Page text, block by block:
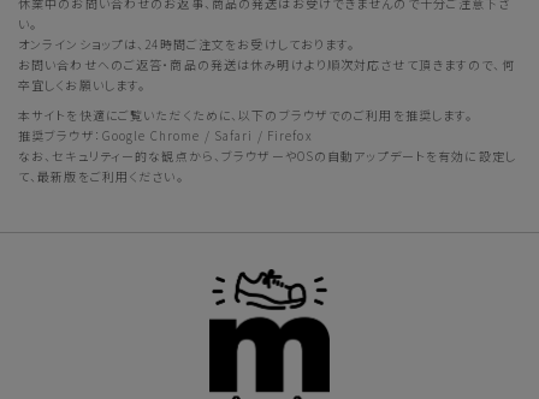
い。
オンラインショップは、24時間ご注文をお受けしております。
お問い合わせへのご返答・商品の発送は休み明けより順次対応させて頂きますので、何
卒宜しくお願いします。
本サイトを快適にご覧いただくために、以下のブラウザでのご利用を推奨します。
推奨ブラウザ：Google Chrome / Safari / Firefox
なお、セキュリティー的な観点から、ブラウザーやOSの自動アップデートを有効に設定し
て、最新版をご利用ください。